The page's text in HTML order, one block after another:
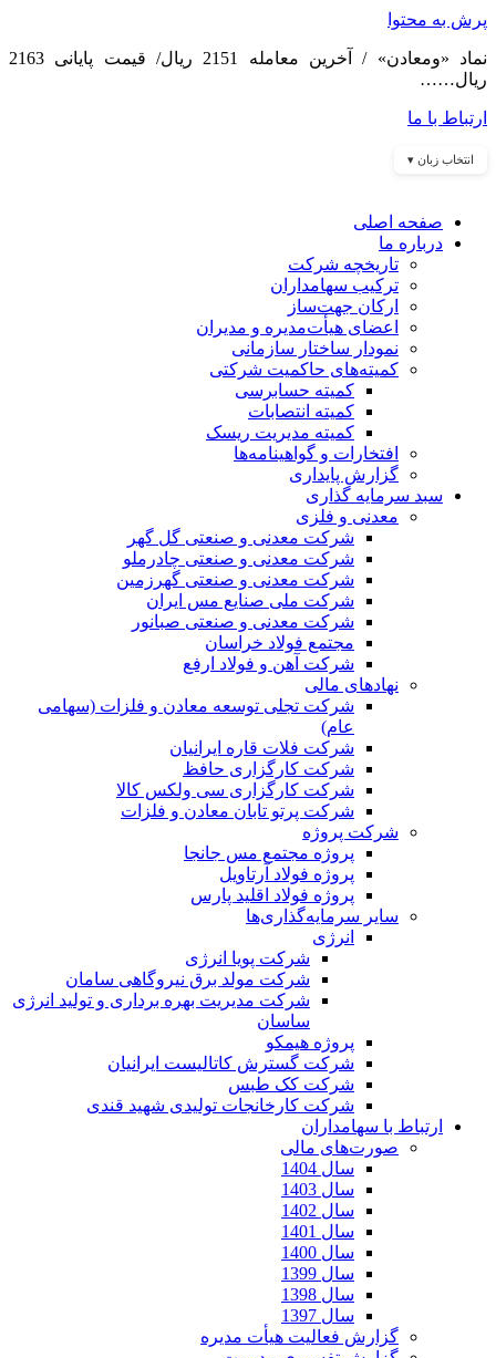
پرش به محتوا
نماد «ومعادن» / آخرین معامله 2151 ریال/ قیمت پایانی 2163
ریال……
ارتباط با ما
انتخاب زبان ▾
صفحه اصلی
درباره ما
تاریخچه شرکت
ترکیب سهامداران
ارکان جهت‌ساز
اعضای هیأت‌مدیره و مدیران
نمودار ساختار سازمانی
کمیته‌های حاکمیت شرکتی
کمیته حسابرسی
کمیته انتصابات
کمیته مدیریت ریسک
افتخارات و گواهینامه‌ها
گزارش پایداری
سبد سرمایه گذاری
معدنی و فلزی
شرکت معدنی و صنعتی گل گهر
شرکت معدنی و صنعتی چادرملو
شرکت معدنی و صنعتی گهرزمین
شرکت ملی صنایع مس ایران
شرکت معدنی و صنعتی صبانور
مجتمع فولاد خراسان
شرکت آهن و فولاد ارفع
نهادهای مالی
شرکت تجلی توسعه معادن و فلزات (سهامی
عام)
شرکت فلات قاره ایرانیان
شرکت کارگزاری حافظ
شرکت کارگزاری سی ولکس کالا
شرکت پرتو تابان معادن و فلزات
شرکت پروژه
پروژه مجتمع مس جانجا
پروژه فولاد آرتاویل
پروژه فولاد اقلید پارس
سایر سرمایه‌گذاری‌ها
انرژی
شرکت پویا انرژی
شرکت مولد برق نیروگاهی سامان
شرکت مدیریت بهره برداری و تولید انرژی
ساسان
پروژه هیمکو
شرکت گسترش کاتالیست ایرانیان
شرکت کک طبس
شرکت کارخانجات تولیدی شهید قندی
ارتباط با سهامداران
صورت‌های مالی
سال 1404
سال 1403
سال 1402
سال 1401
سال 1400
سال 1399
سال 1398
سال 1397
گزارش فعالیت هیأت مدیره